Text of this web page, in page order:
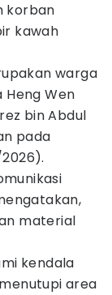
korban
kawah
warga
Wen
bin Abdul
pada
material
kendala
area